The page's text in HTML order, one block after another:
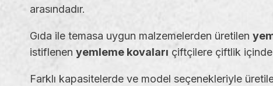
arasındadır.
Gıda ile temasa uygun malzemelerden üretilen
istiflenen yemleme kovaları çiftçilere çiftlik içinde
Farklı kapasitelerde ve model seçenekleriyle